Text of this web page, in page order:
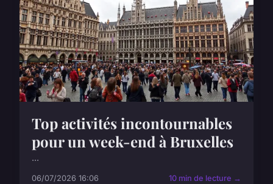
Top activités incontournables
pour un week-end à Bruxelles
...
06/07/2026 16:06 10 min de lecture →